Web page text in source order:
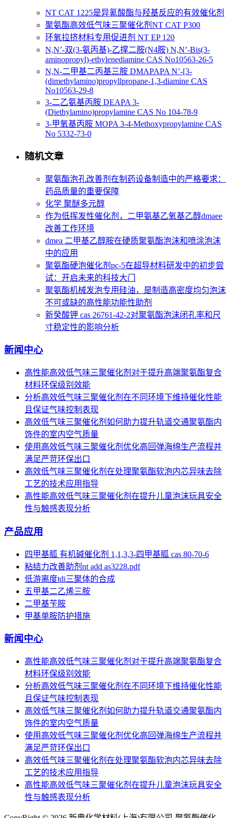
NT CAT 1225是异氰酸酯与羟基反应的有效催化剂
聚氨酯高效低气味三聚催化剂NT CAT P300
环氧拉挤材料专用促进剂 NT EP 120
N,N’-双(3-氨丙基)-乙撑二胺(N4胺) N,N’-Bis(3-
aminopropyl)-ethylenediamine CAS No10563-26-5
N,N-二甲基二丙基三胺 DMAPAPA N’-[3-
(dimethylamino)propyllpropane-1,3-diamine CAS
No10563-29-8
3-二乙氨基丙胺 DEAPA 3-
(Diethylamino)propylamine CAS No 104-78-9
3-甲氧基丙胺 MOPA 3-4-Methoxypropylamine CAS
No 5332-73-0
随机文章
聚氨酯泡孔改善剂在制药设备制造中的严格要求：
药品质量的重要保障
化学 聚醚多元醇
作为低挥发性催化剂，二甲氨基乙氧基乙醇dmaee
改善工作环境
dmea 二甲基乙醇胺在硬质聚氨酯泡沫和喷涂泡沫
中的应用
聚氨酯硬泡催化剂pc-5在超导材料研发中的初步尝
试：开启未来的科技大门
聚氨酯机械发泡专用硅油，是制造高密度均匀泡沫
不可或缺的高性能功能性助剂
新癸酸钾 cas 26761-42-2对聚氨酯泡沫闭孔率和尺
寸稳定性的影响分析
新闻中心
高性能高效低气味三聚催化剂对于提升高端聚氨酯复合
材料环保级别效能
分析高效低气味三聚催化剂在不同环境下维持催化性能
且保证气味控制表现
高效低气味三聚催化剂如何助力提升轨道交通聚氨酯内
饰件的室内空气质量
使用高效低气味三聚催化剂优化高回弹海绵生产流程并
满足严苛环保出口
高效低气味三聚催化剂在处理聚氨酯软泡内芯异味去除
工艺的技术应用指导
高性能高效低气味三聚催化剂在提升儿童泡沫玩具安全
性与触感表现分析
产品应用
四甲基胍 有机碱催化剂 1,1,3,3-四甲基胍 cas 80-70-6
粘结力改善助剂nt add as3228.pdf
低游离度tdi三聚体的合成
五甲基二乙烯三胺
二甲基苄胺
甲基单胺防护措施
新闻中心
高性能高效低气味三聚催化剂对于提升高端聚氨酯复合
材料环保级别效能
分析高效低气味三聚催化剂在不同环境下维持催化性能
且保证气味控制表现
高效低气味三聚催化剂如何助力提升轨道交通聚氨酯内
饰件的室内空气质量
使用高效低气味三聚催化剂优化高回弹海绵生产流程并
满足严苛环保出口
高效低气味三聚催化剂在处理聚氨酯软泡内芯异味去除
工艺的技术应用指导
高性能高效低气味三聚催化剂在提升儿童泡沫玩具安全
性与触感表现分析